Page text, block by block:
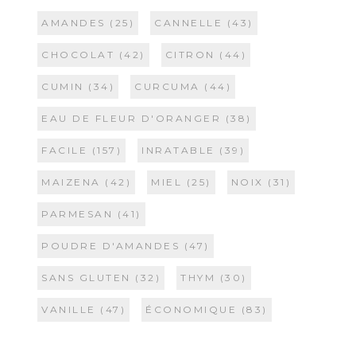
AMANDES (25) CANNELLE (43)
CHOCOLAT (42) CITRON (44)
CUMIN (34) CURCUMA (44)
EAU DE FLEUR D'ORANGER (38)
FACILE (157) INRATABLE (39)
MAIZENA (42) MIEL (25) NOIX (31)
PARMESAN (41)
POUDRE D'AMANDES (47)
SANS GLUTEN (32) THYM (30)
VANILLE (47) ÉCONOMIQUE (83)